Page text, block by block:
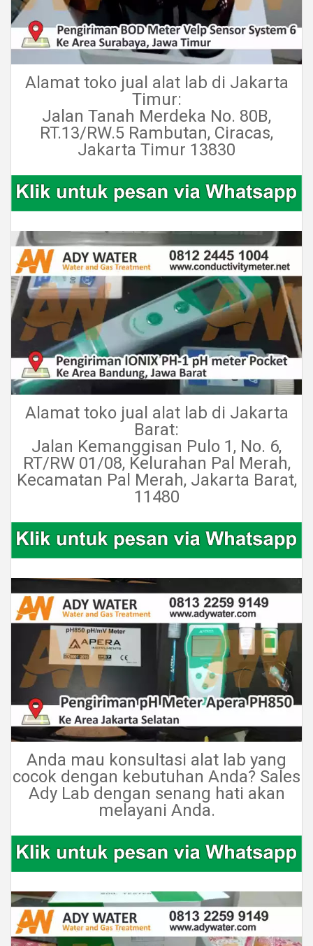
Alamat toko jual alat lab di Jakarta
Timur:
Jalan Tanah Merdeka No. 80B,
RT.13/RW.5 Rambutan, Ciracas,
Jakarta Timur 13830
Alamat toko jual alat lab di Jakarta
Barat:
Jalan Kemanggisan Pulo 1, No. 6,
RT/RW 01/08, Kelurahan Pal Merah,
Kecamatan Pal Merah, Jakarta Barat,
11480
Anda mau konsultasi alat lab yang
cocok dengan kebutuhan Anda? Sales
Ady Lab dengan senang hati akan
melayani Anda.